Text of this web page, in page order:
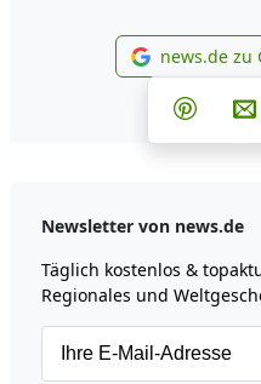
news.de zu
Teilen
Newsletter von news.de
Täglich kostenlos &
Regionales und